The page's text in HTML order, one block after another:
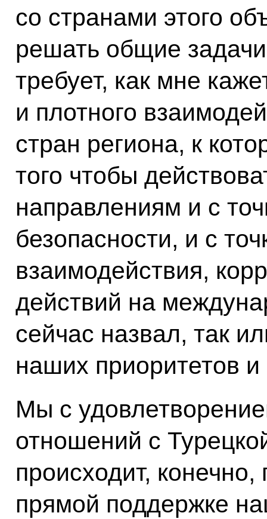
со странами этого
решать общие
требует, как мне
и плотного
стран региона, к
того чтобы
направлениям и с
безопасности, и с
взаимодействия,
действий на
сейчас назвал, так
наших приоритетов и
Мы с
отношений с
происходит,
прямой поддержке